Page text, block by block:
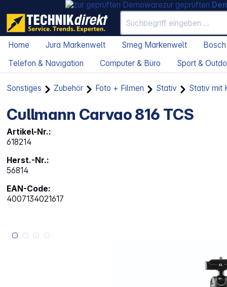
zur geprüften
Home Jura Markenwelt Smeg Markenwelt
Telefon & Navigation
Computer & Büro Sport &
Sonstiges Zubehör Foto + Filmen Stativ Stativ mit
Cullmann Carvao 816 TCS
Artikel-Nr.:
618214
Herst.-Nr.:
56814
EAN-Code:
4007134021617
Bildergalerie überspringen